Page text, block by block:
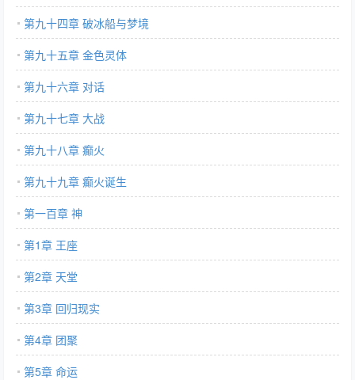
第九十四章 破冰船与梦境
第九十五章 金色灵体
第九十六章 对话
第九十七章 大战
第九十八章 癫火
第九十九章 癫火诞生
第一百章 神
第1章 王座
第2章 天堂
第3章 回归现实
第4章 团聚
第5章 命运